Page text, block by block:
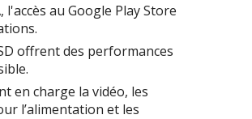
au Google Play Store
offrent des performances
en charge la vidéo, les
l’alimentation et les